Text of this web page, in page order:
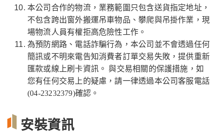
本公司合作的物流，業務範圍只包含送貨指定地址，
不包含跨出窗外搬運吊車物品、攀爬與吊掛作業，現
場物流人員有權拒高危險性工作。
為預防網路、電話詐騙行為，本公司並不會透過任何
簡訊或不明來電告知消費者訂單交易失敗，提供重新
匯款或線上刷卡資訊。 與交易相關的保護措施，如
您有任何交易上的疑慮，請一律透過本公司客服電話
(04-23232379)確認。
安裝資訊